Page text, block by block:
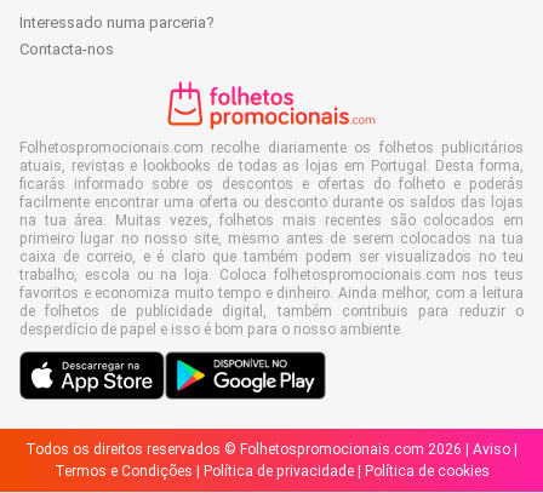
Interessado numa parceria?
Contacta-nos
Folhetospromocionais.com recolhe diariamente os folhetos publicitários
atuais, revistas e lookbooks de todas as lojas em Portugal. Desta forma,
ficarás informado sobre os descontos e ofertas do folheto e poderás
facilmente encontrar uma oferta ou desconto durante os saldos das lojas
na tua área. Muitas vezes, folhetos mais recentes são colocados em
primeiro lugar no nosso site, mesmo antes de serem colocados na tua
caixa de correio, e é claro que também podem ser visualizados no teu
trabalho, escola ou na loja. Coloca folhetospromocionais.com nos teus
favoritos e economiza muito tempo e dinheiro. Ainda melhor, com a leitura
de folhetos de publicidade digital, também contribuis para reduzir o
desperdício de papel e isso é bom para o nosso ambiente.
Todos os direitos reservados © Folhetospromocionais.com 2026 | Aviso
Termos e Condições
Política de privacidade| Política de cookies